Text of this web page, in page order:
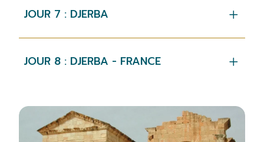
JOUR 7 : DJERBA
JOUR 8 : DJERBA - FRANCE